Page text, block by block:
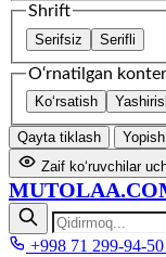
Shrift
Serifsiz Serifli
O‘rnatilgan
Ko‘rsatish
Qayta tiklash
Yopish
Zaif ko‘ruvchilar
+998 71 299-94-50